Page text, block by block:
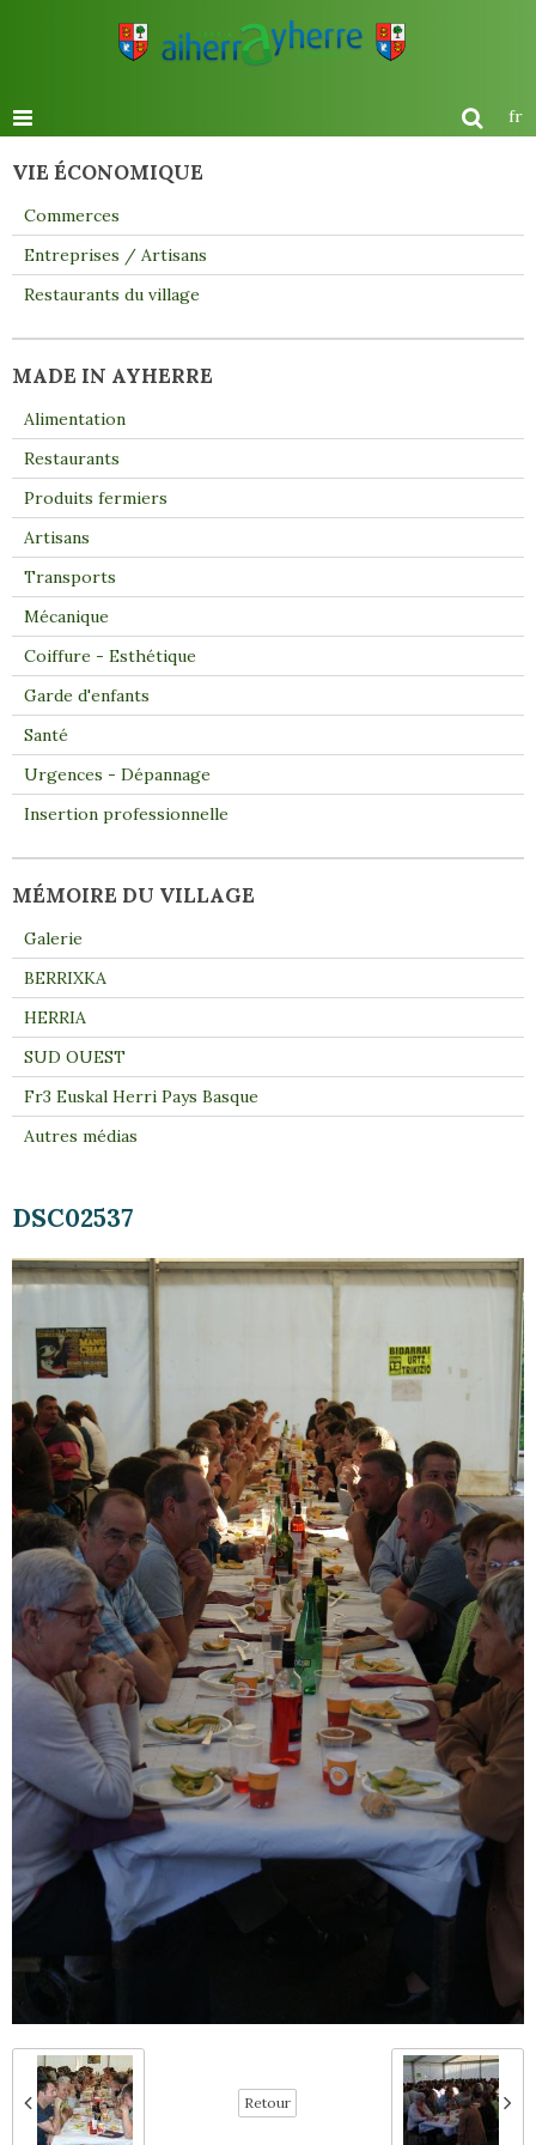
fr
DSC02537
Retour
VIE ÉCONOMIQUE
Commerces
Entreprises / Artisans
Restaurants du village
MADE IN AYHERRE
Alimentation
Restaurants
Produits fermiers
Artisans
Transports
Mécanique
Coiffure - Esthétique
Garde d'enfants
Santé
Urgences - Dépannage
Insertion professionnelle
MÉMOIRE DU VILLAGE
Galerie
BERRIXKA
HERRIA
SUD OUEST
Fr3 Euskal Herri Pays Basque
Autres médias